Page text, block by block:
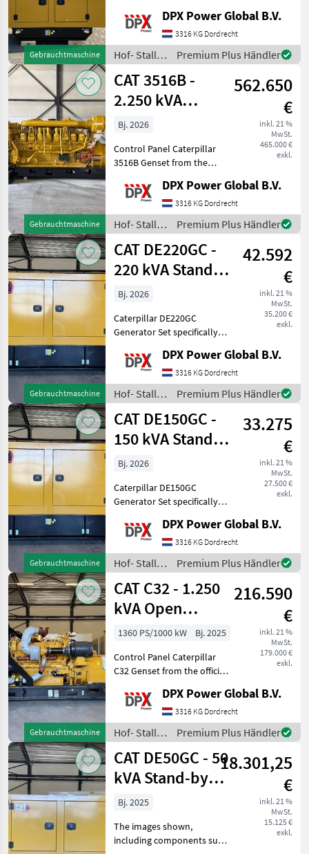
Gebrauchtmaschine
specifically designed for
stand-by duty. Hof- Stall-
und Weidetechnik
Stromgeneratoren
DPX Power Global B.V.
3316 KG Dordrecht
Hof- Stall-
und
Weidetechnik
/ CAT
Premium Plus Händler
Gebrauchtmaschine
CAT 3516B -
2.250 kVA
Generator - DPX-
18106
562.650
€
inkl. 21 %
MwSt.
465.000 €
exkl.
Bj. 2026
Control Panel Caterpillar
3516B Genset from the
Program. Engine is
completely rebuild by CAT
or even unused/surplus. All
other components are us
DPX Power Global B.V.
3316 KG Dordrecht
Hof- Stall-
und
Weidetechnik
/ CAT
Premium Plus Händler
Gebrauchtmaschine
CAT DE220GC -
220 kVA Stand-
by Generator -
DPX-18212
42.592
€
inkl. 21 %
MwSt.
35.200 €
exkl.
Bj. 2026
Caterpillar DE220GC
Generator Set specifically
Tank Battery Control Panel
Steel canopy Including :
coolant heater and battery
charger Hof
DPX Power Global B.V.
3316 KG Dordrecht
Hof- Stall-
und
Weidetechnik
/ CAT
Premium Plus Händler
Gebrauchtmaschine
CAT DE150GC -
150 kVA Stand-
by Generator -
DPX-18209
33.275
€
inkl. 21 %
MwSt.
27.500 €
exkl.
Bj. 2026
Caterpillar DE150GC
Generator Set specifically
Tank Battery Control Panel
Steel canopy Including :
coolant heater and battery
charger Hof
DPX Power Global B.V.
3316 KG Dordrecht
Hof- Stall-
und
Weidetechnik
/ CAT
Premium Plus Händler
Gebrauchtmaschine
CAT C32 - 1.250
kVA Open
Generator - DPX-
18108
216.590
€
inkl. 21 %
MwSt.
179.000 €
exkl.
1360 PS/1000 kW
Bj. 2025
Control Panel Caterpillar
C32 Genset from the official
Engine is completely
rebuild by CAT or even
unused/surplus. All other
components are usu
DPX Power Global B.V.
3316 KG Dordrecht
Hof- Stall-
und
Weidetechnik
/ CAT
Premium Plus Händler
CAT DE50GC - 50
kVA Stand-by
Generator Set -
DPX-182
18.301,25
€
inkl. 21 %
MwSt.
15.125 €
exkl.
Bj. 2025
The images shown,
including components such